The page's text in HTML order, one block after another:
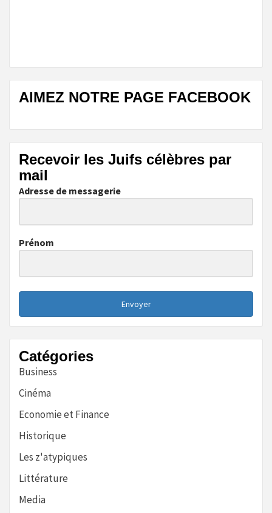
AIMEZ NOTRE PAGE FACEBOOK
Recevoir les Juifs célèbres par
mail
Adresse de messagerie
Prénom
Envoyer
Catégories
Business
Cinéma
Economie et Finance
Historique
Les z'atypiques
Littérature
Media